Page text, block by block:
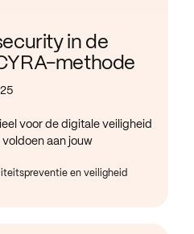
in de
methode
voor de digitale veiligheid
aan jouw
en veiligheid